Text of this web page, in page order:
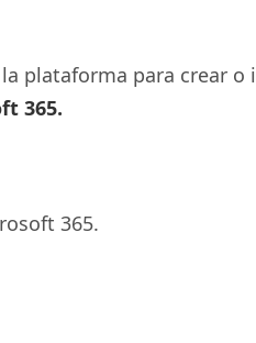
plataforma para crear
365.
365.